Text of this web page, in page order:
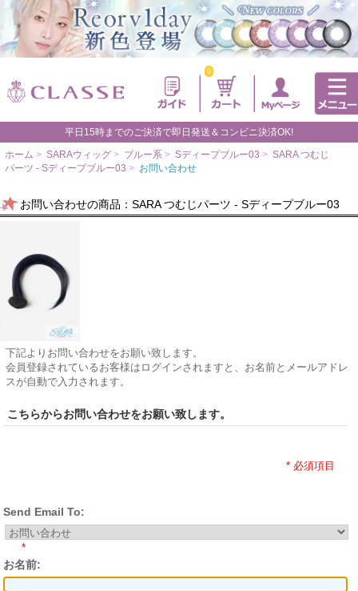
0
平日15時までのご決済で即日発送＆コンビニ決済OK!
ホーム > SARAウィッグ > ブルー系 > Sディープブルー03 > SARA つむじ
パーツ - Sディープブルー03 > お問い合わせ
お問い合わせの商品：SARA つむじパーツ - Sディープブルー03
下記よりお問い合わせをお願い致します。
会員登録されているお客様はログインされますと、お名前とメールアドレ
スが自動で入力されます。
こちらからお問い合わせをお願い致します。
* 必須項目
Send Email To:
*
お名前: